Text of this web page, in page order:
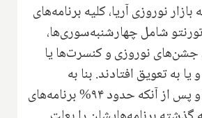
بازار نوروزی آریا، کلیه برنامه‌های
شامل چهارشنبه‌سوری‌ها،
جشن‌های نوروزی و کنسرت‌ها یا
به تعویق افتادند. بنا به
گزارشات رسیده و پس از آنکه حدود ۹۴% برنامه‌های